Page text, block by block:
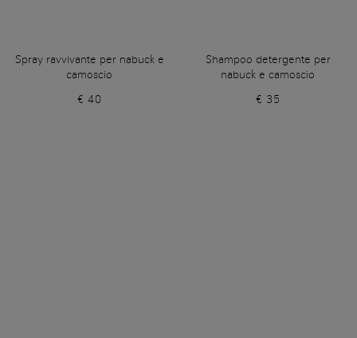
Spray ravvivante per nabuck e
camoscio
€ 40
Shampoo detergente per
nabuck e camoscio
€ 35